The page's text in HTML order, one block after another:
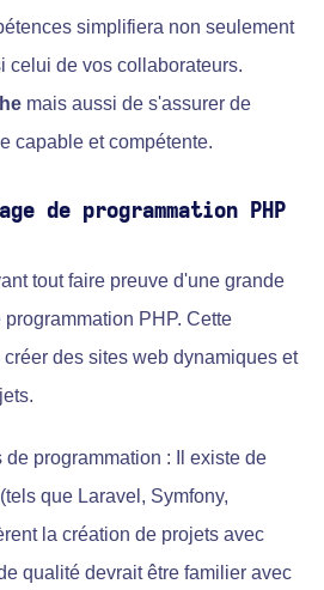
simplifiera non seulement
celui de vos collaborateurs.
mais aussi de s'assurer de
capable et compétente.
de programmation PHP
tout faire preuve d'une grande
PHP. Cette
des sites web dynamiques et
programmation : Il existe de
que Laravel, Symfony,
la création de projets avec
qualité devrait être familier avec